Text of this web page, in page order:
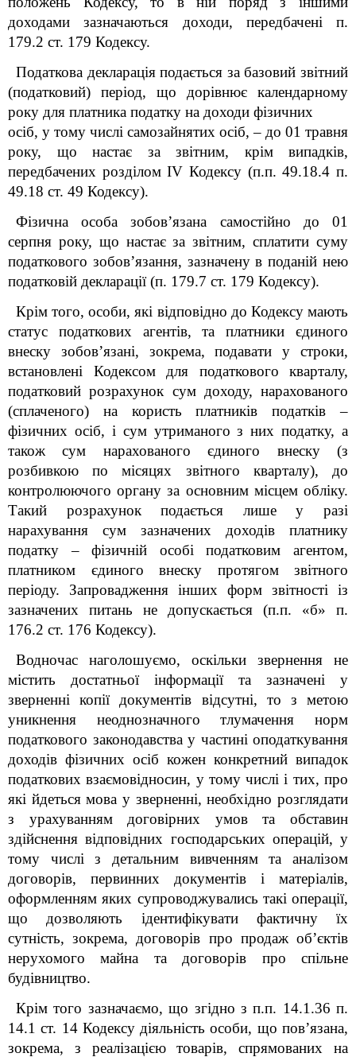
доходами зазначаються доходи, передбачені п.
179.2 ст. 179 Кодексу.
Податкова декларація подається за базовий звітний
(податковий) період, що дорівнює календарному
року для платника податку на доходи фізичних
осіб, у тому числі самозайнятих осіб, – до 01 травня
року, що настає за звітним, крім випадків,
передбачених розділом IV Кодексу (п.п. 49.18.4 п.
49.18 ст. 49 Кодексу).
Фізична особа зобов’язана самостійно до 01
серпня року, що настає за звітним, сплатити суму
податкового зобов’язання, зазначену в поданій нею
податковій декларації (п. 179.7 ст. 179 Кодексу).
Крім того, особи, які відповідно до Кодексу мають
статус податкових агентів, та платники єдиного
внеску зобов’язані, зокрема, подавати у строки,
встановлені Кодексом для податкового кварталу,
податковий розрахунок сум доходу, нарахованого
(сплаченого) на користь платників податків –
фізичних осіб, і сум утриманого з них податку, а
також сум нарахованого єдиного внеску (з
розбивкою по місяцях звітного кварталу), до
контролюючого органу за основним місцем обліку.
Такий розрахунок подається лише у разі
нарахування сум зазначених доходів платнику
податку – фізичній особі податковим агентом,
платником єдиного внеску протягом звітного
періоду. Запровадження інших форм звітності із
зазначених питань не допускається (п.п. «б» п.
176.2 ст. 176 Кодексу).
Водночас наголошуємо, оскільки звернення не
містить достатньої інформації та зазначені у
зверненні копії документів відсутні, то з метою
уникнення неоднозначного тлумачення норм
податкового законодавства у частині оподаткування
доходів фізичних осіб кожен конкретний випадок
податкових взаємовідносин, у тому числі і тих, про
які йдеться мова у зверненні, необхідно розглядати
з урахуванням договірних умов та обставин
здійснення відповідних господарських операцій, у
тому числі з детальним вивченням та аналізом
договорів, первинних документів і матеріалів,
оформленням яких супроводжувались такі операції,
що дозволяють ідентифікувати фактичну їх
сутність, зокрема, договорів про продаж об’єктів
нерухомого майна та договорів про спільне
будівництво.
Крім того зазначаємо, що згідно з п.п. 14.1.36 п.
14.1 ст. 14 Кодексу діяльність особи, що пов’язана,
зокрема, з реалізацією товарів, спрямованих на